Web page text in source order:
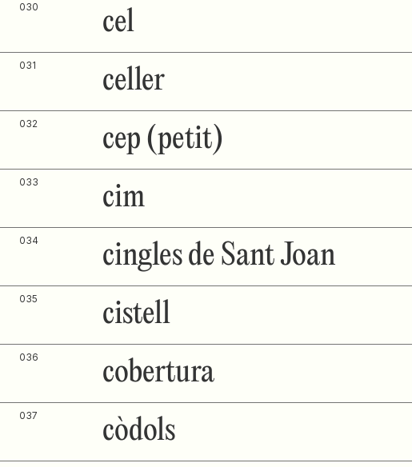
030 cel
031 celler
032 cep (petit)
033 cim
034 cingles de Sant Joan
035 cistell
036 cobertura
037 còdols